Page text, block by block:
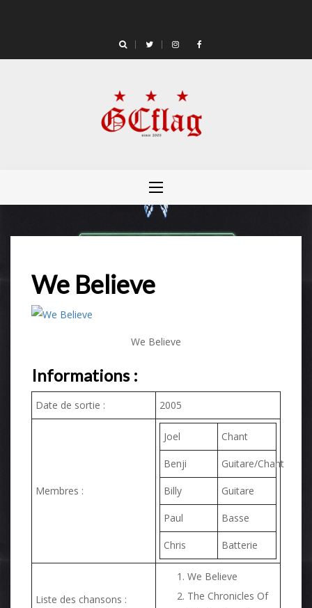
We Believe
We Believe
Informations :
Date de sortie : 2005
Membres :
Joel Chant
Benji Guitare/Chant
Billy Guitare
Paul Basse
Chris Batterie
Liste des chansons :
We Believe
The Chronicles Of